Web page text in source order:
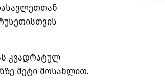
კვადრატულ
მეტი მოსახლით.